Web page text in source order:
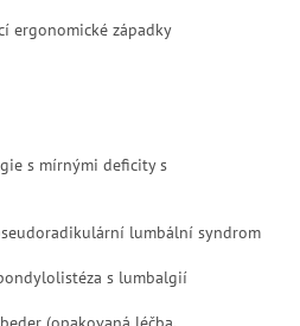
ergonomické západky
s mírnými deficity s
lumbální syndrom
s lumbalgií